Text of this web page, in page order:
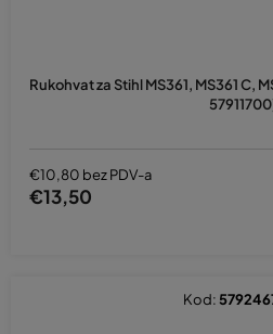
Rukohvat za Stihl MS361, MS361 C,
€10,80 bez PDV-a
€13,50
Kod: